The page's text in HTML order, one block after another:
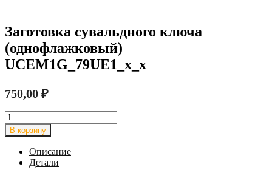
Заготовка сувальдного ключа
(однофлажковый)
UCEM1G_79UE1_x_x
750,00 ₽
Количество
товара
Заготовка
сувальдного
ключа
В корзину
Описание
Детали